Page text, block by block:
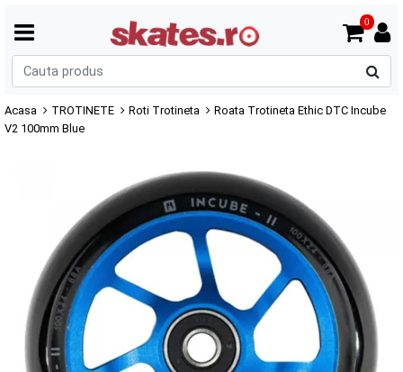
0
Acasa TROTINETE Roti Trotineta
Roata Trotineta Ethic DTC Incube
V2 100mm Blue